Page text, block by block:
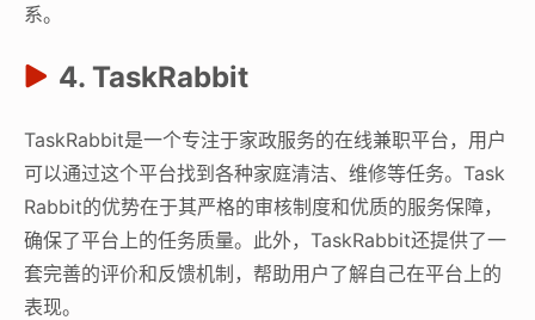
系。
4. TaskRabbit
TaskRabbit是一个专注于家政服务的在线兼职平台，用户
可以通过这个平台找到各种家庭清洁、维修等任务。Task
Rabbit的优势在于其严格的审核制度和优质的服务保障，
确保了平台上的任务质量。此外，TaskRabbit还提供了一
套完善的评价和反馈机制，帮助用户了解自己在平台上的
表现。